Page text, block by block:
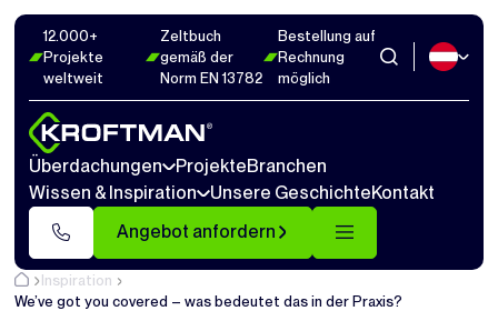
12.000+
Projekte
weltweit
Zeltbuch
gemäß der
Norm EN 13782
Bestellung auf
Rechnung
möglich
Überdachungen ProjekteBranchen
Wissen & Inspiration
Unsere GeschichteKontakt
Angebot anfordern
Inspiration
We’ve got you covered – was bedeutet das in der Praxis?